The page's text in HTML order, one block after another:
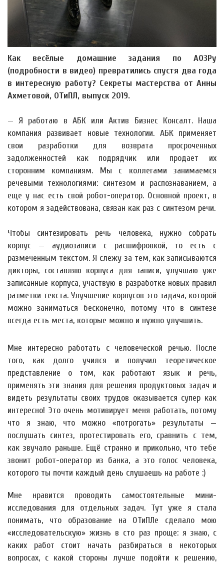
Как весёлые домашние задания по АОЗРу
(подробности в видео) превратились спустя два года
в интересную работу? Секреты мастерства от Анны
Ахметовой, ОТиПЛ, выпуск 2019.
— Я работаю в АБК или Актив Бизнес Консалт. Наша
компания развивает новые технологии. АБК применяет
свои разработки для возврата просроченных
задолженностей как подрядчик или продает их
сторонним компаниям. Мы с коллегами занимаемся
речевыми технологиями: синтезом и распознаванием, а
еще у нас есть свой робот-оператор. Основной проект, в
котором я задействована, связан как раз с синтезом речи.
Чтобы синтезировать речь человека, нужно собрать
корпус — аудиозаписи с расшифровкой, то есть с
размеченным текстом. Я слежу за тем, как записываются
дикторы, составляю корпуса для записи, улучшаю уже
записанные корпуса, участвую в разработке новых правил
разметки текста. Улучшение корпусов это задача, которой
можно заниматься бесконечно, потому что в синтезе
всегда есть места, которые можно и нужно улучшить.
Мне интересно работать с человеческой речью. После
того, как долго учился и получил теоретическое
представление о том, как работают язык и речь,
применять эти знания для решения продуктовых задач и
видеть результаты своих трудов оказывается супер как
интересно! Это очень мотивирует меня работать, потому
что я знаю, что можно «потрогать» результаты —
послушать синтез, протестировать его, сравнить с тем,
как звучало раньше. Ещё странно и прикольно, что тебе
звонит робот-оператор из банка, а это голос человека,
которого ты почти каждый день слушаешь на работе :)
Мне нравится проводить самостоятельные мини-
исследования для отдельных задач. Тут уже я стала
понимать, что образование на ОТиПЛе сделало мою
«исследовательскую» жизнь в сто раз проще: я знаю, с
каких работ стоит начать разбираться в некоторых
вопросах, с какой стороны лучше подойти к решению,